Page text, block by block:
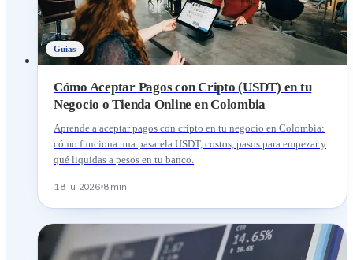
Guías
Cómo Aceptar Pagos con Cripto (USDT) en tu
Negocio o Tienda Online en Colombia
Aprende a aceptar pagos con cripto en tu negocio en Colombia:
cómo funciona una pasarela USDT, costos, pasos para empezar y
qué liquidas a pesos en tu banco.
18 jul 2026 8 min